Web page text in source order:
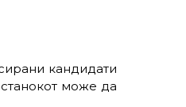
кандидати
може да